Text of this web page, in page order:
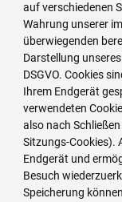
auf verschiedenen
Wahrung unserer
überwiegenden
Darstellung
DSGVO. Cookies
Ihrem Endgerät
verwendeten
also nach
Sitzungs-Cookies).
Endgerät und
Besuch
Speicherung